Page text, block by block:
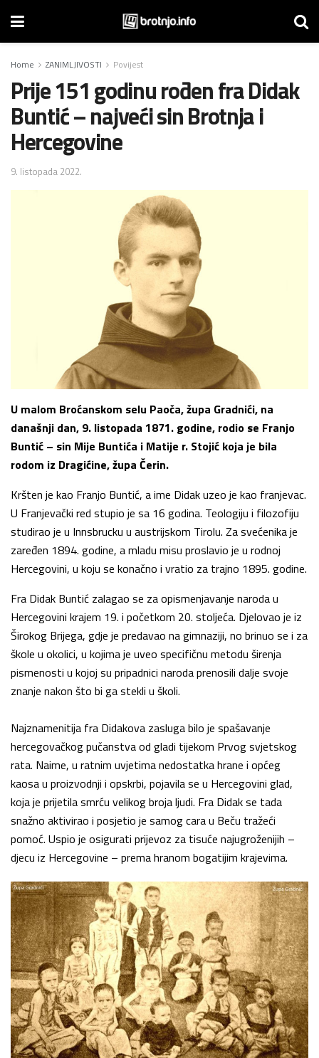
Home ZANIMLJIVOSTI Povijest
Prije 151 godinu rođen fra Didak
Buntić – najveći sin Brotnja i
Hercegovine
9. listopada 2022.
U malom Broćanskom selu Paoča, župa Gradnići, na
današnji dan, 9. listopada 1871. godine, rodio se Franjo
Buntić – sin Mije Buntića i Matije r. Stojić koja je bila
rodom iz Dragićine, župa Čerin.
Kršten je kao Franjo Buntić, a ime Didak uzeo je kao franjevac.
U Franjevački red stupio je sa 16 godina. Teologiju i filozofiju
studirao je u Innsbrucku u austrijskom Tirolu. Za svećenika je
zaređen 1894. godine, a mladu misu proslavio je u rodnoj
Hercegovini, u koju se konačno i vratio za trajno 1895. godine.
Fra Didak Buntić zalagao se za opismenjavanje naroda u
Hercegovini krajem 19. i početkom 20. stoljeća. Djelovao je iz
Širokog Brijega, gdje je predavao na gimnaziji, no brinuo se i za
škole u okolici, u kojima je uveo specifičnu metodu širenja
pismenosti u kojoj su pripadnici naroda prenosili dalje svoje
znanje nakon što bi ga stekli u školi.
Najznamenitija fra Didakova zasluga bilo je spašavanje
hercegovačkog pučanstva od gladi tijekom Prvog svjetskog
rata. Naime, u ratnim uvjetima nedostatka hrane i općeg
kaosa u proizvodnji i opskrbi, pojavila se u Hercegovini glad,
koja je prijetila smrću velikog broja ljudi. Fra Didak se tada
snažno aktivirao i posjetio je samog cara u Beču tražeći
pomoć. Uspio je osigurati prijevoz za tisuće najugroženijih –
djecu iz Hercegovine – prema hranom bogatijim krajevima.